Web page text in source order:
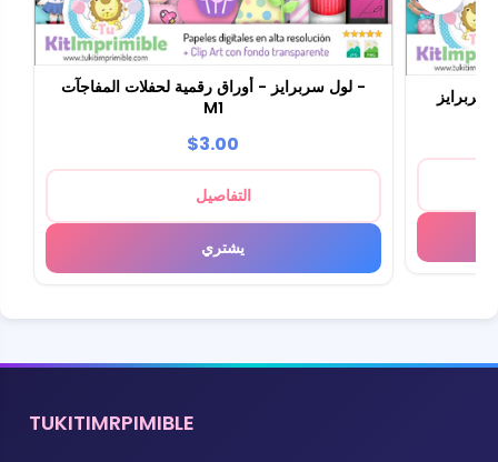
لول سربرايز - أوراق رقمية لحفلات المفاجآت -
M1
$3.00
التفاصيل
يشتري
TUKITIMRPIMIBLE